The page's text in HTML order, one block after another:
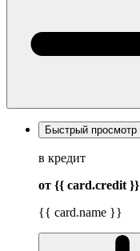
Быстрый просмотр
в кредит
от {{ card.credit }}
{{ card.name }}